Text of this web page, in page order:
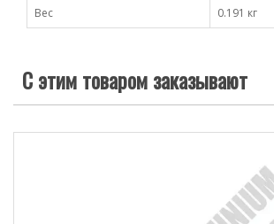
Вес
0.191 кг
С этим товаром заказывают